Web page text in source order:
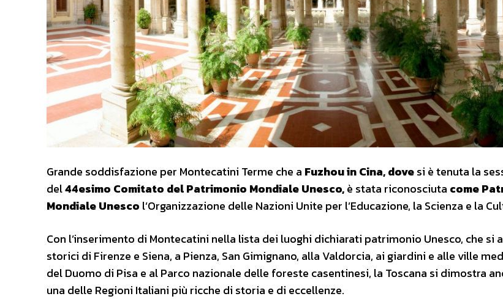
Grande soddisfazione per Montecatini Terme che a Fuzhou in Cina, dovesi è tenuta la
del44esimo Comitato del Patrimonio Mondiale Unesco,è stata riconosciuta come
Mondiale Unesco l’Organizzazione delle Nazioni Unite per l’Educazione, la Scienza e la
Con l’inserimento di Montecatini nella lista dei luoghi dichiarati patrimonio Unesco, che si
storici di Firenze e Siena, a Pienza, San Gimignano, alla Valdorcia, ai giardini e alle ville
del Duomo di Pisa e al Parco nazionale delle foreste casentinesi, la Toscana si dimostra
una delle Regioni Italiani più ricche di storia e di eccellenze.